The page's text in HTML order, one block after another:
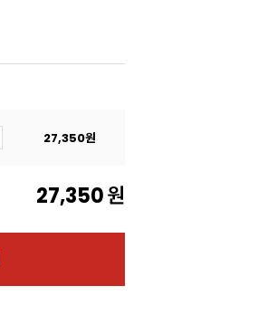
27,350원
27,350원